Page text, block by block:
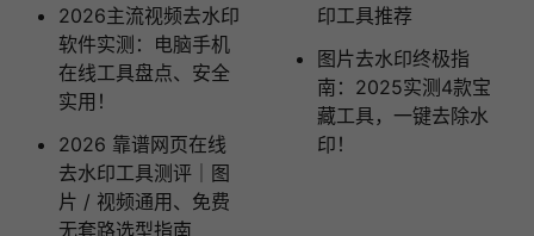
2026主流视频去水印
软件实测：电脑手机
在线工具盘点、安全
实用！
2026 靠谱网页在线
去水印工具测评｜图
片 / 视频通用、免费
无套路选型指南
印工具推荐
图片去水印终极指
南：2025实测4款宝
藏工具，一键去除水
印！